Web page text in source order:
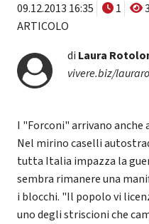
09.12.2013 16:35 1
ARTICOLO
di Laura
vivere.biz/
I "Forconi" arrivano anche
Nel mirino caselli
tutta Italia impazza la
sembra rimanere una
i blocchi. "Il popolo vi
uno degli striscioni che